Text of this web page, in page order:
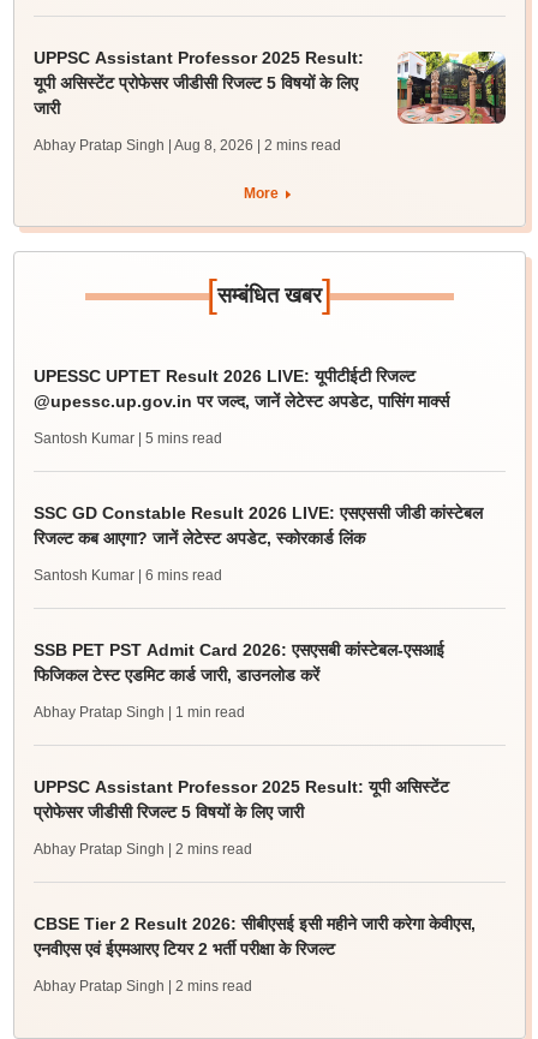
UPPSC Assistant Professor 2025 Result:
यूपी असिस्टेंट प्रोफेसर जीडीसी रिजल्ट 5 विषयों के लिए
जारी
Abhay Pratap Singh | Aug 8, 2026 | 2 mins read
More
[सम्बंधित खबर]
UPESSC UPTET Result 2026 LIVE: यूपीटीईटी रिजल्ट
@upessc.up.gov.in पर जल्द, जानें लेटेस्ट अपडेट, पासिंग मार्क्स
Santosh Kumar | 5 mins read
SSC GD Constable Result 2026 LIVE: एसएससी जीडी कांस्टेबल
रिजल्ट कब आएगा? जानें लेटेस्ट अपडेट, स्कोरकार्ड लिंक
Santosh Kumar | 6 mins read
SSB PET PST Admit Card 2026: एसएसबी कांस्टेबल-एसआई
फिजिकल टेस्ट एडमिट कार्ड जारी, डाउनलोड करें
Abhay Pratap Singh | 1 min read
UPPSC Assistant Professor 2025 Result: यूपी असिस्टेंट
प्रोफेसर जीडीसी रिजल्ट 5 विषयों के लिए जारी
Abhay Pratap Singh | 2 mins read
CBSE Tier 2 Result 2026: सीबीएसई इसी महीने जारी करेगा केवीएस,
एनवीएस एवं ईएमआरए टियर 2 भर्ती परीक्षा के रिजल्ट
Abhay Pratap Singh | 2 mins read